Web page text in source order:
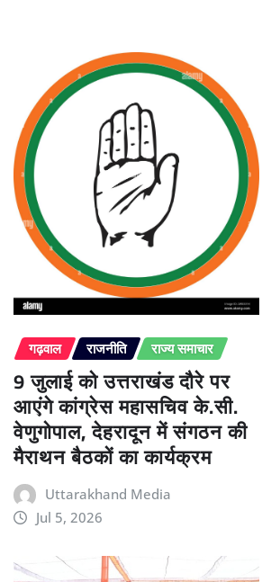
गढ़वाल राजनीति राज्य समाचार
9 जुलाई को उत्तराखंड दौरे पर
आएंगे कांग्रेस महासचिव के.सी.
वेणुगोपाल, देहरादून में संगठन की
मैराथन बैठकों का कार्यक्रम
Uttarakhand Media
Jul 5, 2026